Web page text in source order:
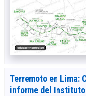
Terremoto en Lima:
informe del